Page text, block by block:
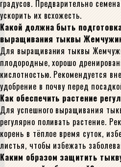
градусов. Предварительно
ускорить их всхожесть.
Какой должна быть
выращивания тыквы
Для выращивания тыквы
плодородные, хорошо
кислотностью. Рекомендуется
удобрение в почву перед
Как обеспечить растение
Для успешного выращивания
регулярно поливать растение.
корень в тёплое время суток,
листья, чтобы избежать
Каким образом защитить